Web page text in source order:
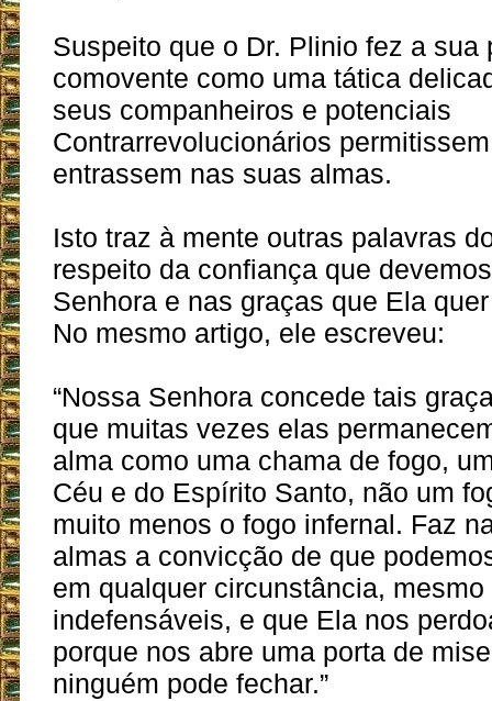
Suspeito que o Dr. Plinio fez a sua
comovente como uma tática
seus companheiros e potenciais
Contrarrevolucionários
entrassem nas suas almas.
Isto traz à mente outras palavras
respeito da confiança que
Senhora e nas graças que Ela
No mesmo artigo, ele escreveu:
“Nossa Senhora concede tais
que muitas vezes elas
alma como uma chama de fogo,
Céu e do Espírito Santo, não um
muito menos o fogo infernal. Faz
almas a convicção de que
em qualquer circunstância,
indefensáveis, e que Ela nos
porque nos abre uma porta de
ninguém pode fechar.”